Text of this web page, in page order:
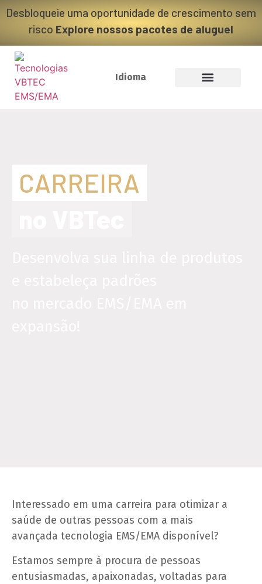
Desbloqueie uma oportunidade de crescimento sem
risco Explore nossos pacotes de aluguel
Idioma
CARREIRA
Interessado em uma carreira para otimizar a
saúde de outras pessoas com a mais
avançada tecnologia EMS/EMA disponível?
Estamos sempre à procura de pessoas
entusiasmadas, apaixonadas, voltadas para